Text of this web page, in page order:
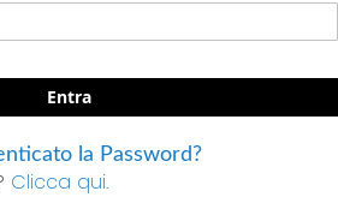
Entra
la Password?
Clicca qui.